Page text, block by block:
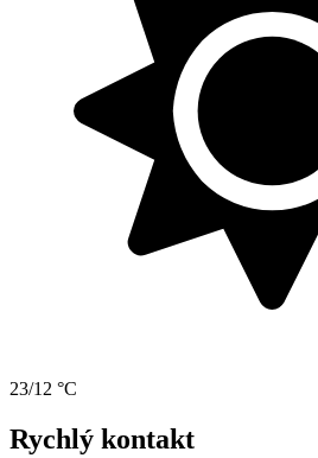
23/12 °C
Rychlý kontakt